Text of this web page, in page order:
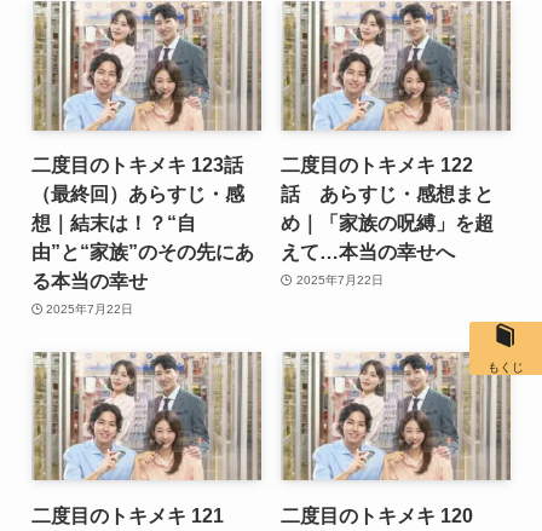
二度目のトキメキ 123話
（最終回）あらすじ・感
想｜結末は！？“自
由”と“家族”のその先にあ
る本当の幸せ
2025年7月22日
二度目のトキメキ 122
話 あらすじ・感想まと
め｜「家族の呪縛」を超
えて…本当の幸せへ
2025年7月22日
二度目のトキメキ 121
二度目のトキメキ 120
もくじ